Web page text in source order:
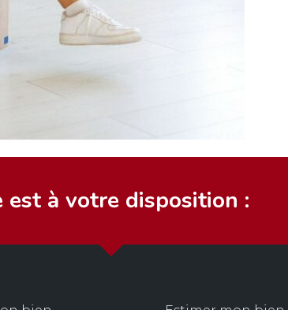
est à votre disposition :